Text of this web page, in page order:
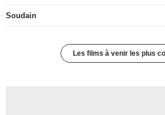
Soudain
Les films à venir les plus